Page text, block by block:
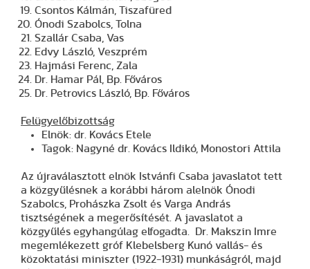
Csontos Kálmán, Tiszafüred
Ónodi Szabolcs, Tolna
Szallár Csaba, Vas
Edvy László, Veszprém
Hajmási Ferenc, Zala
Dr. Hamar Pál, Bp. Főváros
Dr. Petrovics László, Bp. Főváros
Felügyelőbizottság
Elnök: dr. Kovács Etele
Tagok: Nagyné dr. Kovács Ildikó, Monostori Attila
Az újraválasztott elnök Istvánfi Csaba javaslatot tett
a közgyűlésnek a korábbi három alelnök Ónodi
Szabolcs, Prohászka Zsolt és Varga András
tisztségének a megerősítését. A javaslatot a
közgyűlés egyhangúlag elfogadta. Dr. Makszin Imre
megemlékezett gróf Klebelsberg Kunó vallás- és
közoktatási miniszter (1922-1931) munkáságról, majd